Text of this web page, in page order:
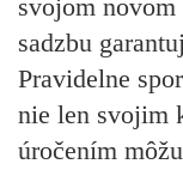
svojom
sadzbu
Pravidelne
nie len svojim
úročením